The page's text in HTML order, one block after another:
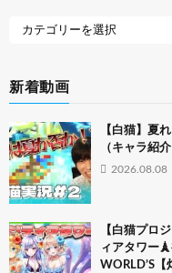
新着動画
【白猫】夏
（キャラ紹介
2026.08.08
【白猫プロ
ィアタワー
WORLD’S【